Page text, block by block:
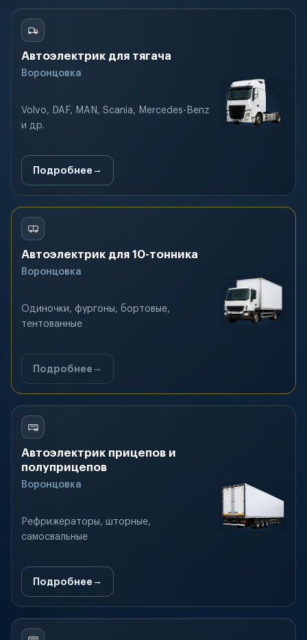
Автоэлектрик для тягача
Воронцовка
Volvo, DAF, MAN, Scania, Mercedes-Benz
и др.
Подробнее
Автоэлектрик для 10-тонника
Воронцовка
Одиночки, фургоны, бортовые,
тентованные
Подробнее
Автоэлектрик прицепов и
полуприцепов
Воронцовка
Рефрижераторы, шторные,
самосвальные
Подробнее